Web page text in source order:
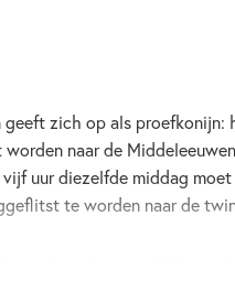
zich op als proefkonijn:
naar de
uur diezelfde middag
te worden naar de
hij in het jaar 1212 terecht